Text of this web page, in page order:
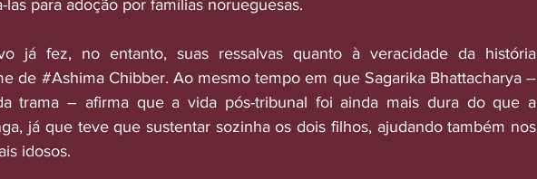
para adoção por famílias norueguesas.
já fez, no entanto, suas ressalvas quanto à veracidade da história
de #Ashima Chibber. Ao mesmo tempo em que Sagarika Bhattacharya –
trama – afirma que a vida pós-tribunal foi ainda mais dura do que a
já que teve que sustentar sozinha os dois filhos, ajudando também nos
idosos.